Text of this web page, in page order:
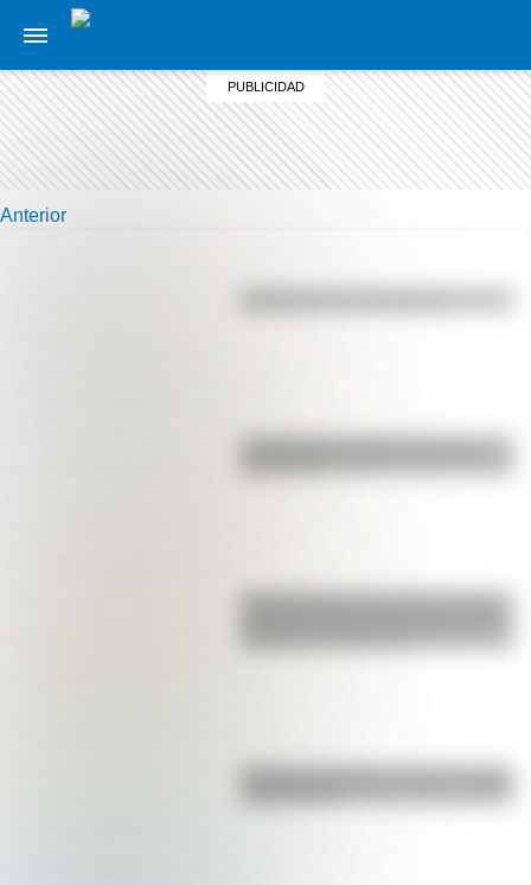
Anterior
San Clemente del Tuyú: conocé la
visitadas de Argentina
Bandera de Bolivia: historia, origen